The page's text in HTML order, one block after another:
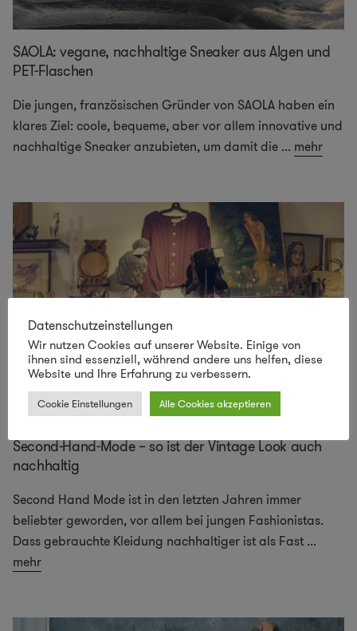
SAOLA: vegane, nachhaltige Sneaker aus Algen und
PET-Flaschen
Die jungen, französischen Gründer von SAOLA haben ein
klares Ziel: coole, bequeme, aber vor allem innovative und
nachhaltige Sneaker anzubieten, um damit die ... mehr
Second-Hand-Mode – so ist der Vintage Look auch
nachhaltig
Second Hand Mode ist in den letzten Jahren immer
beliebter geworden, vor allem bei jungen Fashionistas.
Dass gebrauchte Kleidung nachhaltiger ist als Fast ...
mehr
Datenschutzeinstellungen
Wir nutzen Cookies auf unserer Website. Einige von
ihnen sind essenziell, während andere uns helfen, diese
Website und Ihre Erfahrung zu verbessern.
Cookie Einstellungen Alle Cookies akzeptieren